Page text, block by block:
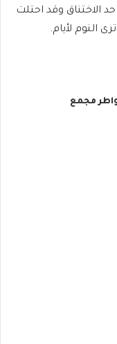
الاختناق وقد احتلت
النوم لأيام.
مجمع